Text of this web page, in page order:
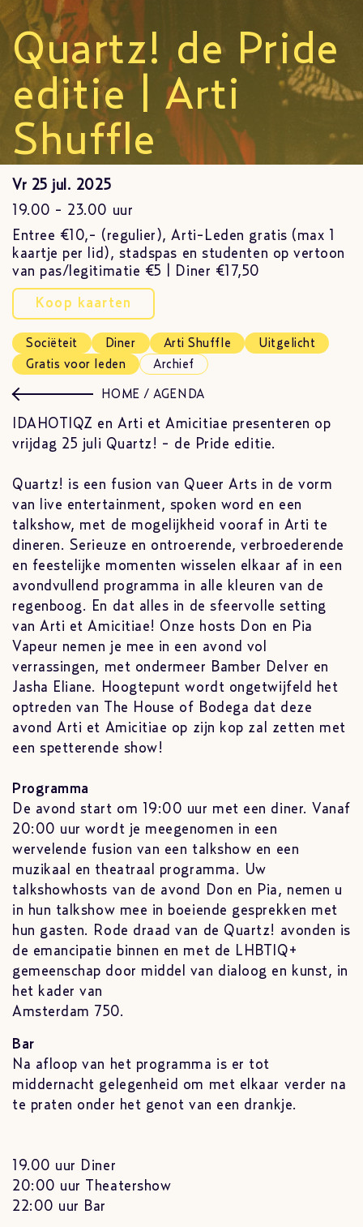
Quartz! de Pride
editie | Arti
Shuffle
Vr 25 jul. 2025
19.00 - 23.00 uur
Entree €10,- (regulier), Arti-Leden gratis (max 1
kaartje per lid), stadspas en studenten op vertoon
van pas/legitimatie €5 | Diner €17,50
Koop kaarten
Sociëteit Diner Arti Shuffle
Uitgelicht
Gratis voor leden
Archief
HOME / AGENDA
IDAHOTIQZ en Arti et Amicitiae presenteren op
vrijdag 25 juli Quartz! - de Pride editie.
Quartz! is een fusion van Queer Arts in de vorm
van live entertainment, spoken word en een
talkshow, met de mogelijkheid vooraf in Arti te
dineren. Serieuze en ontroerende, verbroederende
en feestelijke momenten wisselen elkaar af in een
avondvullend programma in alle kleuren van de
regenboog. En dat alles in de sfeervolle setting
van Arti et Amicitiae! Onze hosts Don en Pia
Vapeur nemen je mee in een avond vol
verrassingen, met ondermeer Bamber Delver en
Jasha Eliane. Hoogtepunt wordt ongetwijfeld het
optreden van The House of Bodega dat deze
avond Arti et Amicitiae op zijn kop zal zetten met
een spetterende show!
Programma
De avond start om 19:00 uur met een diner. Vanaf
20:00 uur wordt je meegenomen in een
wervelende fusion van een talkshow en een
muzikaal en theatraal programma. Uw
talkshowhosts van de avond Don en Pia, nemen u
in hun talkshow mee in boeiende gesprekken met
hun gasten. Rode draad van de Quartz! avonden is
de emancipatie binnen en met de LHBTIQ+
gemeenschap door middel van dialoog en kunst, in
het kader van
Amsterdam 750.
Bar
Na afloop van het programma is er tot
middernacht gelegenheid om met elkaar verder na
te praten onder het genot van een drankje.
19.00 uur Diner
20:00 uur Theatershow
22:00 uur Bar